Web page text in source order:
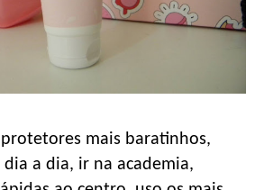
protetores mais baratinhos,
a dia, ir na academia,